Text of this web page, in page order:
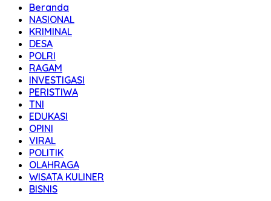
Beranda
NASIONAL
KRIMINAL
DESA
POLRI
RAGAM
INVESTIGASI
PERISTIWA
TNI
EDUKASI
OPINI
VIRAL
POLITIK
OLAHRAGA
WISATA KULINER
BISNIS